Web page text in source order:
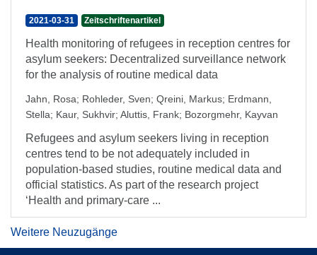
2021-03-31 Zeitschriftenartikel
Health monitoring of refugees in reception centres for
asylum seekers: Decentralized surveillance network
for the analysis of routine medical data
Jahn, Rosa; Rohleder, Sven; Qreini, Markus; Erdmann,
Stella; Kaur, Sukhvir; Aluttis, Frank; Bozorgmehr, Kayvan
Refugees and asylum seekers living in reception
centres tend to be not adequately included in
population-based studies, routine medical data and
official statistics. As part of the research project
‘Health and primary-care ...
Weitere Neuzugänge